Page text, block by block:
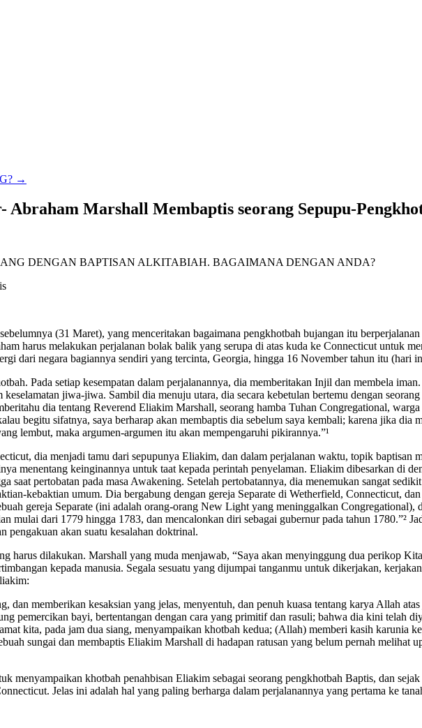
→
Abraham Marshall Membaptis seorang Sepupu-
DENGAN BAPTISAN ALKITABIAH. BAGAIMANA DENGAN ANDA?
(31 Maret), yang menceritakan bagaimana pengkhotbah bujangan itu
harus melakukan perjalanan bolak balik yang serupa di atas kuda ke Connecticut untuk
dari negara bagiannya sendiri yang tercinta, Georgia, hingga 16 November tahun itu (hari
Pada setiap kesempatan dalam perjalanannya, dia memberitakan Injil dan membela
jiwa-jiwa. Sambil dia menuju utara, dia secara kebetulan bertemu dengan
dia tentang Reverend Eliakim Marshall, seorang hamba Tuhan Congregational,
begitu sifatnya, saya berharap akan membaptis dia sebelum saya kembali; karena jika
lembut, maka argumen-argumen itu akan mempengaruhi pikirannya.”¹
dia menjadi tamu dari sepupunya Eliakim, dan dalam perjalanan waktu, topik baptisan
menentang keinginannya untuk taat kepada perintah penyelaman. Eliakim dibesarkan di
saat pertobatan pada masa Awakening. Setelah pertobatannya, dia menemukan sangat
kebaktian umum. Dia bergabung dengan gereja Separate di Wetherfield, Connecticut,
gereja Separate (ini adalah orang-orang New Light yang meninggalkan
mulai dari 1779 hingga 1783, dan mencalonkan diri sebagai gubernur pada tahun 1780.”²
pengakuan akan suatu kesalahan doktrinal.
harus dilakukan. Marshall yang muda menjawab, “Saya akan menyinggung dua perikop
kepada manusia. Segala sesuatu yang dijumpai tanganmu untuk dikerjakan,
dan memberikan kesaksian yang jelas, menyentuh, dan penuh kuasa tentang karya Allah
pemercikan bayi, bertentangan dengan cara yang primitif dan rasuli; bahwa dia kini telah
kita, pada jam dua siang, menyampaikan khotbah kedua; (Allah) memberi kasih karunia
sungai dan membaptis Eliakim Marshall di hadapan ratusan yang belum pernah melihat
menyampaikan khotbah penahbisan Eliakim sebagai seorang pengkhotbah Baptis, dan
Jelas ini adalah hal yang paling berharga dalam perjalanannya yang pertama ke